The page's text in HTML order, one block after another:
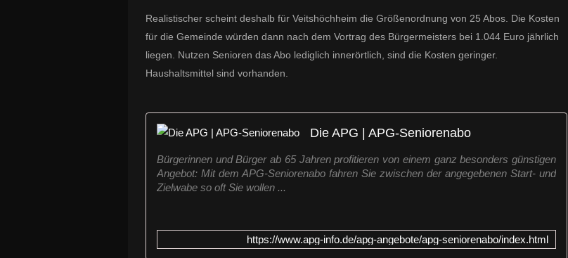
Realistischer scheint deshalb für Veitshöchheim die Größenordnung von 25 Abos. Die Kosten
für die Gemeinde würden dann nach dem Vortrag des Bürgermeisters bei 1.044 Euro jährlich
liegen. Nutzen Senioren das Abo lediglich innerörtlich, sind die Kosten geringer.
Haushaltsmittel sind vorhanden.
Die APG | APG-Seniorenabo
Bürgerinnen und Bürger ab 65 Jahren profitieren von einem ganz besonders günstigen
Angebot: Mit dem APG-Seniorenabo fahren Sie zwischen der angegebenen Start- und
Zielwabe so oft Sie wollen ...
https://www.apg-info.de/apg-angebote/apg-seniorenabo/index.html